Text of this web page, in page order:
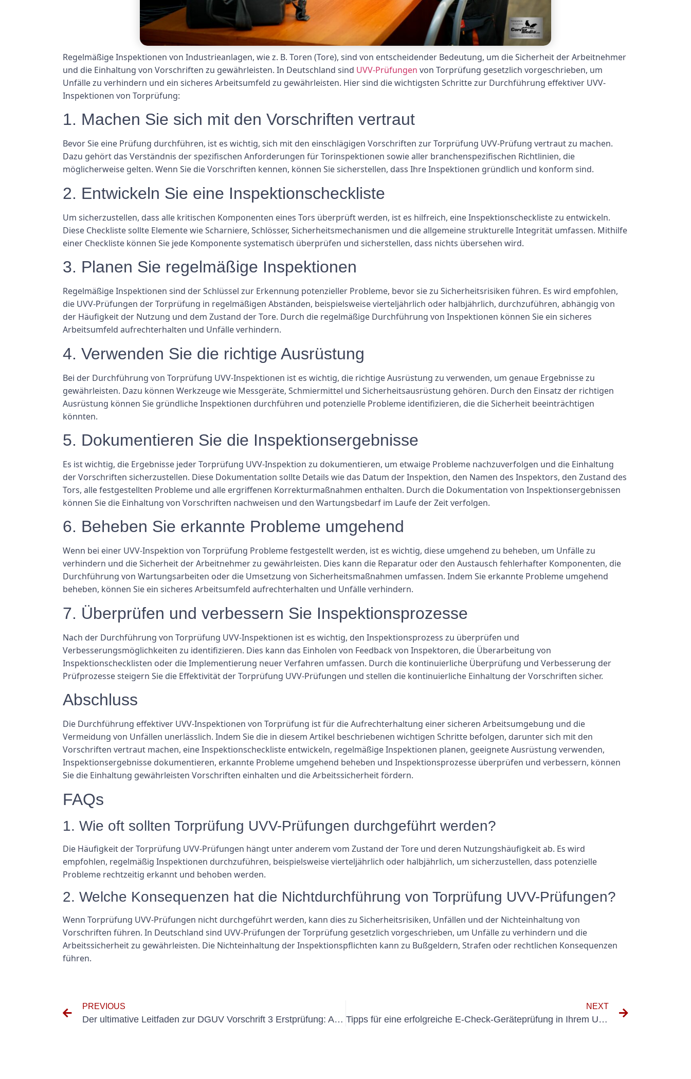
Regelmäßige Inspektionen von Industrieanlagen, wie z. B. Toren (Tore), sind von entscheidender Bedeutung, um die Sicherheit der Arbeitnehmer
und die Einhaltung von Vorschriften zu gewährleisten. In Deutschland sind UVV-Prüfungen von Torprüfung gesetzlich vorgeschrieben, um
Unfälle zu verhindern und ein sicheres Arbeitsumfeld zu gewährleisten. Hier sind die wichtigsten Schritte zur Durchführung effektiver UVV-
Inspektionen von Torprüfung:
1. Machen Sie sich mit den Vorschriften vertraut
Bevor Sie eine Prüfung durchführen, ist es wichtig, sich mit den einschlägigen Vorschriften zur Torprüfung UVV-Prüfung vertraut zu machen.
Dazu gehört das Verständnis der spezifischen Anforderungen für Torinspektionen sowie aller branchenspezifischen Richtlinien, die
möglicherweise gelten. Wenn Sie die Vorschriften kennen, können Sie sicherstellen, dass Ihre Inspektionen gründlich und konform sind.
2. Entwickeln Sie eine Inspektionscheckliste
Um sicherzustellen, dass alle kritischen Komponenten eines Tors überprüft werden, ist es hilfreich, eine Inspektionscheckliste zu entwickeln.
Diese Checkliste sollte Elemente wie Scharniere, Schlösser, Sicherheitsmechanismen und die allgemeine strukturelle Integrität umfassen. Mithilfe
einer Checkliste können Sie jede Komponente systematisch überprüfen und sicherstellen, dass nichts übersehen wird.
3. Planen Sie regelmäßige Inspektionen
Regelmäßige Inspektionen sind der Schlüssel zur Erkennung potenzieller Probleme, bevor sie zu Sicherheitsrisiken führen. Es wird empfohlen,
die UVV-Prüfungen der Torprüfung in regelmäßigen Abständen, beispielsweise vierteljährlich oder halbjährlich, durchzuführen, abhängig von
der Häufigkeit der Nutzung und dem Zustand der Tore. Durch die regelmäßige Durchführung von Inspektionen können Sie ein sicheres
Arbeitsumfeld aufrechterhalten und Unfälle verhindern.
4. Verwenden Sie die richtige Ausrüstung
Bei der Durchführung von Torprüfung UVV-Inspektionen ist es wichtig, die richtige Ausrüstung zu verwenden, um genaue Ergebnisse zu
gewährleisten. Dazu können Werkzeuge wie Messgeräte, Schmiermittel und Sicherheitsausrüstung gehören. Durch den Einsatz der richtigen
Ausrüstung können Sie gründliche Inspektionen durchführen und potenzielle Probleme identifizieren, die die Sicherheit beeinträchtigen
könnten.
5. Dokumentieren Sie die Inspektionsergebnisse
Es ist wichtig, die Ergebnisse jeder Torprüfung UVV-Inspektion zu dokumentieren, um etwaige Probleme nachzuverfolgen und die Einhaltung
der Vorschriften sicherzustellen. Diese Dokumentation sollte Details wie das Datum der Inspektion, den Namen des Inspektors, den Zustand des
Tors, alle festgestellten Probleme und alle ergriffenen Korrekturmaßnahmen enthalten. Durch die Dokumentation von Inspektionsergebnissen
können Sie die Einhaltung von Vorschriften nachweisen und den Wartungsbedarf im Laufe der Zeit verfolgen.
6. Beheben Sie erkannte Probleme umgehend
Wenn bei einer UVV-Inspektion von Torprüfung Probleme festgestellt werden, ist es wichtig, diese umgehend zu beheben, um Unfälle zu
verhindern und die Sicherheit der Arbeitnehmer zu gewährleisten. Dies kann die Reparatur oder den Austausch fehlerhafter Komponenten, die
Durchführung von Wartungsarbeiten oder die Umsetzung von Sicherheitsmaßnahmen umfassen. Indem Sie erkannte Probleme umgehend
beheben, können Sie ein sicheres Arbeitsumfeld aufrechterhalten und Unfälle verhindern.
7. Überprüfen und verbessern Sie Inspektionsprozesse
Nach der Durchführung von Torprüfung UVV-Inspektionen ist es wichtig, den Inspektionsprozess zu überprüfen und
Verbesserungsmöglichkeiten zu identifizieren. Dies kann das Einholen von Feedback von Inspektoren, die Überarbeitung von
Inspektionschecklisten oder die Implementierung neuer Verfahren umfassen. Durch die kontinuierliche Überprüfung und Verbesserung der
Prüfprozesse steigern Sie die Effektivität der Torprüfung UVV-Prüfungen und stellen die kontinuierliche Einhaltung der Vorschriften sicher.
Abschluss
Die Durchführung effektiver UVV-Inspektionen von Torprüfung ist für die Aufrechterhaltung einer sicheren Arbeitsumgebung und die
Vermeidung von Unfällen unerlässlich. Indem Sie die in diesem Artikel beschriebenen wichtigen Schritte befolgen, darunter sich mit den
Vorschriften vertraut machen, eine Inspektionscheckliste entwickeln, regelmäßige Inspektionen planen, geeignete Ausrüstung verwenden,
Inspektionsergebnisse dokumentieren, erkannte Probleme umgehend beheben und Inspektionsprozesse überprüfen und verbessern, können
Sie die Einhaltung gewährleisten Vorschriften einhalten und die Arbeitssicherheit fördern.
FAQs
1. Wie oft sollten Torprüfung UVV-Prüfungen durchgeführt werden?
Die Häufigkeit der Torprüfung UVV-Prüfungen hängt unter anderem vom Zustand der Tore und deren Nutzungshäufigkeit ab. Es wird
empfohlen, regelmäßig Inspektionen durchzuführen, beispielsweise vierteljährlich oder halbjährlich, um sicherzustellen, dass potenzielle
Probleme rechtzeitig erkannt und behoben werden.
2. Welche Konsequenzen hat die Nichtdurchführung von Torprüfung UVV-Prüfungen?
Wenn Torprüfung UVV-Prüfungen nicht durchgeführt werden, kann dies zu Sicherheitsrisiken, Unfällen und der Nichteinhaltung von
Vorschriften führen. In Deutschland sind UVV-Prüfungen der Torprüfung gesetzlich vorgeschrieben, um Unfälle zu verhindern und die
Arbeitssicherheit zu gewährleisten. Die Nichteinhaltung der Inspektionspflichten kann zu Bußgeldern, Strafen oder rechtlichen Konsequenzen
führen.
PREVIOUS
Der ultimative Leitfaden zur DGUV Vorschrift 3 Erstprüfung: Alles, was Sie wissen müssen
NEXT
Tipps für eine erfolgreiche E-Check-Geräteprüfung in Ihrem Unternehmen